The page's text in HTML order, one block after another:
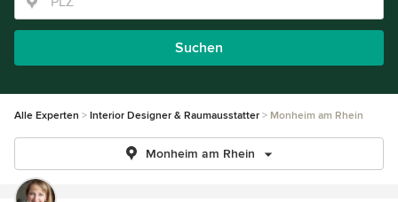
Suchen
Alle Experten Interior Designer & Raumausstatter Monheim am Rhein
Monheim am Rhein